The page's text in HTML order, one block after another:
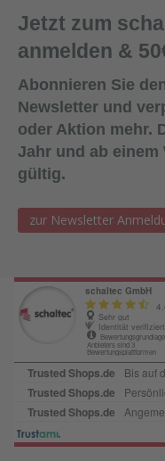
Jetzt zum
anmelden &
Abonnieren Sie
Newsletter und
oder Aktion mehr.
Jahr und ab einem
gültig.
zur Newsletter